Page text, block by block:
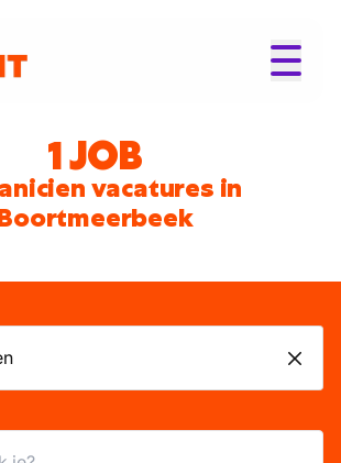
1 JOB
vacatures in